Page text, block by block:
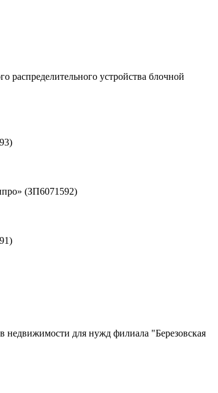
устройства блочной
(ЗП6071592)
недвижимости для нужд филиала "Березовская